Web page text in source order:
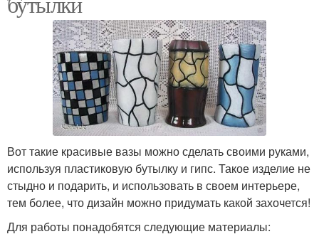
Вот такие красивые вазы можно сделать своими руками,
используя пластиковую бутылку и гипс. Такое изделие не
стыдно и подарить, и использовать в своем интерьере,
тем более, что дизайн можно придумать какой захочется!
Для работы понадобятся следующие материалы: